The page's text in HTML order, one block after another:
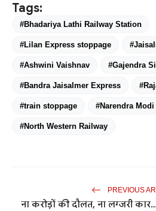
Tags:
#Bhadariya Lathi Railway Station
#Lilan Express stoppage
#Ashwini Vaishnav #Gajendra
#Bandra Jaisalmer Express
#train stoppage #Narendra Modi
#North Western Railway
PREVIOUS
ना करोड़ों की दौलत, ना लग्जरी